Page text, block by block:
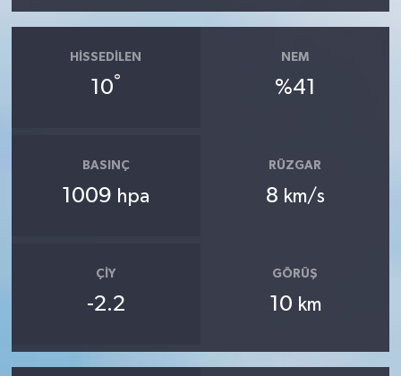
HISSEDILEN
10°
NEM
%41
BASINÇ
1009 hpa
RÜZGAR
8 km/s
ÇIY
-2.2
GÖRÜŞ
10 km